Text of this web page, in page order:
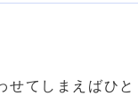
せてしまえばひと